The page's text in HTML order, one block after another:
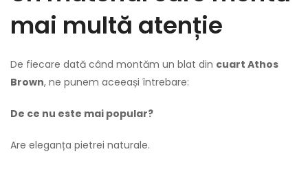
mai multă atenție
De fiecare dată când montăm un blat din cuart Athos
Brown, ne punem aceeași întrebare:
De ce nu este mai popular?
Are eleganța pietrei naturale.